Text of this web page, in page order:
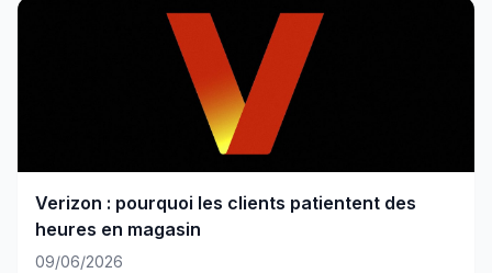
Verizon : pourquoi les clients patientent des
heures en magasin
09/06/2026